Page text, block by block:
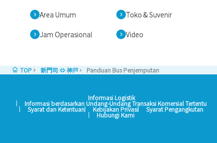
Area Umum Toko & Suvenir
Jam Operasional Video
TOP 新門司 ⇔ 神戸 Panduan Bus Penjemputan
Informasi Logistik
Informasi berdasarkan Undang-Undang Transaksi Komersial Tertentu
Syarat dan Ketentuan Kebijakan Privasi Syarat Pengangkutan
Hubungi Kami